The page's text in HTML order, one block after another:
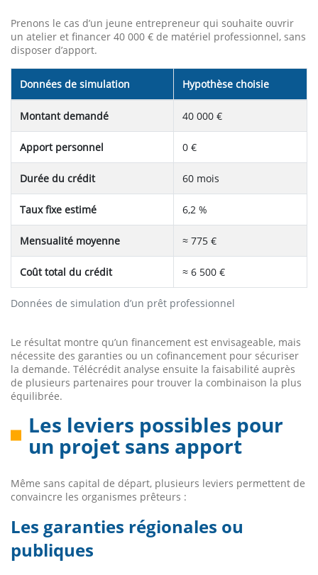
Prenons le cas d’un jeune entrepreneur qui souhaite ouvrir
un atelier et financer 40 000 € de matériel professionnel, sans
disposer d’apport.
Données de simulation d’un prêt professionnel
Données de simulation Hypothèse choisie
Montant demandé 40 000 €
Apport personnel 0 €
Durée du crédit 60 mois
Taux fixe estimé 6,2 %
Mensualité moyenne ≈ 775 €
Coût total du crédit ≈ 6 500 €
Le résultat montre qu’un financement est envisageable, mais
nécessite des garanties ou un cofinancement pour sécuriser
la demande. Télécrédit analyse ensuite la faisabilité auprès
de plusieurs partenaires pour trouver la combinaison la plus
équilibrée.
Les leviers possibles pour
un projet sans apport
Même sans capital de départ, plusieurs leviers permettent de
convaincre les organismes prêteurs :
Les garanties régionales ou
publiques